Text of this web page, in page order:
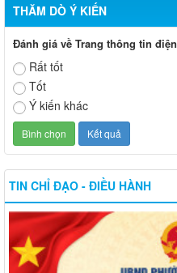
THĂM DÒ Ý KIẾN
Đánh giá về Trang thông tin
Rất tốt
Tốt
Ý kiến khác
TIN CHỈ ĐẠO - ĐIỀU HÀNH